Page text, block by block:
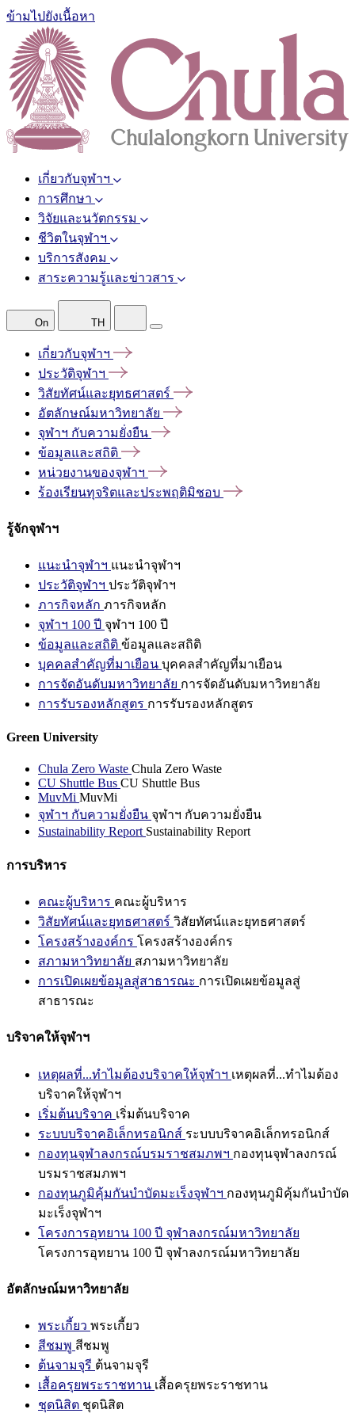
ข้ามไปยังเนื้อหา
เกี่ยวกับจุฬาฯ
การศึกษา
วิจัยและนวัตกรรม
ชีวิตในจุฬาฯ
บริการสังคม
สาระความรู้และข่าวสาร
On TH
เกี่ยวกับจุฬาฯ
ประวัติจุฬาฯ
วิสัยทัศน์และยุทธศาสตร์
อัตลักษณ์มหาวิทยาลัย
จุฬาฯ กับความยั่งยืน
ข้อมูลและสถิติ
หน่วยงานของจุฬาฯ
ร้องเรียนทุจริตและประพฤติมิชอบ
รู้จักจุฬาฯ
แนะนำจุฬาฯ แนะนำจุฬาฯ
ประวัติจุฬาฯ ประวัติจุฬาฯ
ภารกิจหลัก ภารกิจหลัก
จุฬาฯ 100 ปี จุฬาฯ 100 ปี
ข้อมูลและสถิติ ข้อมูลและสถิติ
บุคคลสำคัญที่มาเยือน บุคคลสำคัญที่มาเยือน
การจัดอันดับมหาวิทยาลัย การจัดอันดับมหาวิทยาลัย
การรับรองหลักสูตร การรับรองหลักสูตร
Green University
Chula Zero Waste Chula Zero Waste
CU Shuttle Bus CU Shuttle Bus
MuvMi MuvMi
จุฬาฯ กับความยั่งยืน จุฬาฯ กับความยั่งยืน
Sustainability Report Sustainability Report
การบริหาร
คณะผู้บริหาร คณะผู้บริหาร
วิสัยทัศน์และยุทธศาสตร์ วิสัยทัศน์และยุทธศาสตร์
โครงสร้างองค์กร โครงสร้างองค์กร
สภามหาวิทยาลัย สภามหาวิทยาลัย
การเปิดเผยข้อมูลสู่สาธารณะ การเปิดเผยข้อมูลสู่
สาธารณะ
บริจาคให้จุฬาฯ
เหตุผลที่...ทำไมต้องบริจาคให้จุฬาฯ เหตุผลที่...ทำไมต้อง
บริจาคให้จุฬาฯ
เริ่มต้นบริจาค เริ่มต้นบริจาค
ระบบบริจาคอิเล็กทรอนิกส์ ระบบบริจาคอิเล็กทรอนิกส์
กองทุนจุฬาลงกรณ์บรมราชสมภพฯ กองทุนจุฬาลงกรณ์
บรมราชสมภพฯ
กองทุนภูมิคุ้มกันบำบัดมะเร็งจุฬาฯ กองทุนภูมิคุ้มกันบำบัด
มะเร็งจุฬาฯ
โครงการอุทยาน 100 ปี จุฬาลงกรณ์มหาวิทยาลัย
โครงการอุทยาน 100 ปี จุฬาลงกรณ์มหาวิทยาลัย
อัตลักษณ์มหาวิทยาลัย
พระเกี้ยว พระเกี้ยว
สีชมพู สีชมพู
ต้นจามจุรี ต้นจามจุรี
เสื้อครุยพระราชทาน เสื้อครุยพระราชทาน
ชุดนิสิต ชุดนิสิต